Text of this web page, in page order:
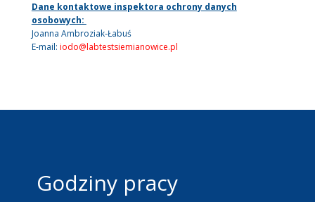
Dane kontaktowe inspektora ochrony danych
osobowych:
Joanna Ambroziak-Łabuś
E-mail: iodo@labtestsiemianowice.pl
Godziny pracy